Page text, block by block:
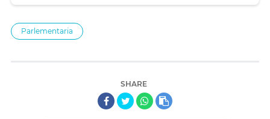
Parlementaria
SHARE